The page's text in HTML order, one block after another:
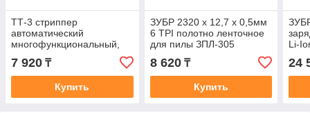
ТТ-3 стриппер
автоматический
многофункциональный,
Профессионал
7 920 ₸
Купить
ЗУБР 2320 х 12,7 х 0,5мм
6 TPI полотно ленточное
для пилы ЗПЛ-305
8 620₸
Купить
Li-
24